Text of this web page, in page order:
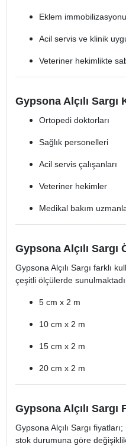
Eklem
Acil servis ve klinik
Veteriner hekimlikte
Gypsona Alçılı Sargı
Ortopedi doktorları
Sağlık personelleri
Acil servis çalışanları
Veteriner hekimler
Medikal bakım
Gypsona Alçılı
Gypsona Alçılı Sargı farklı
çeşitli ölçülerde
5 cm x 2 m
10 cm x 2 m
15 cm x 2 m
20 cm x 2 m
Gypsona Alçılı Sargı
Gypsona Alçılı Sargı
stok durumuna göre